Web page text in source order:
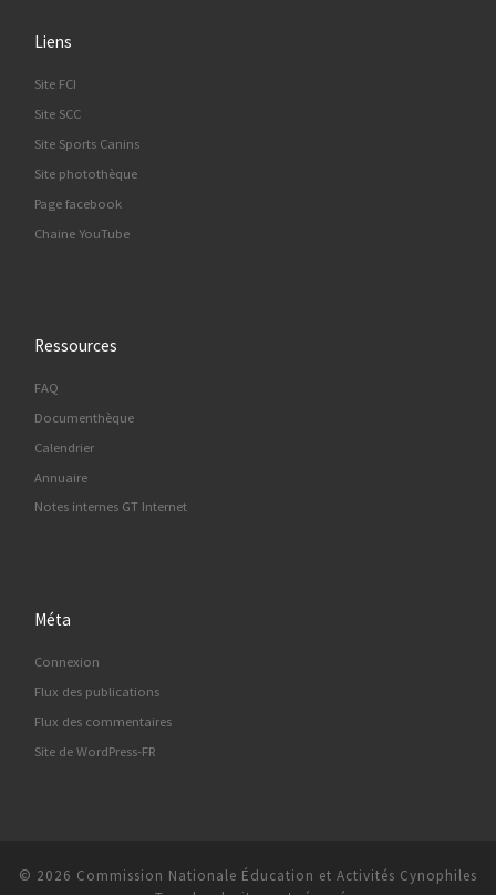
Liens
Site FCI
Site SCC
Site Sports Canins
Site photothèque
Page facebook
Chaine YouTube
Ressources
FAQ
Documenthèque
Calendrier
Annuaire
Notes internes GT Internet
Méta
Connexion
Flux des publications
Flux des commentaires
Site de WordPress-FR
© 2026 Commission Nationale Éducation et Activités Cynophiles